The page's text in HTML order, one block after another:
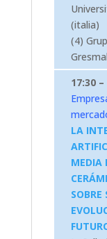
(italia)
(4)
17:30
LA
MEDIA
SOBRE